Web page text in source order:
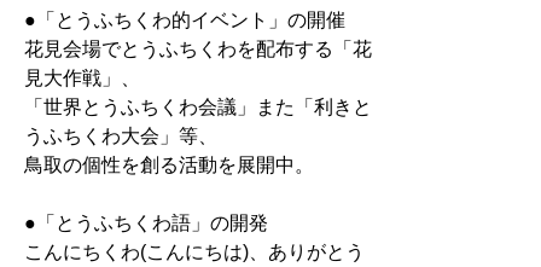
●「とうふちくわ的イベント」の開催
花見会場でとうふちくわを配布する「花
見大作戦」、
「世界とうふちくわ会議」また「利きと
うふちくわ大会」等、
鳥取の個性を創る活動を展開中。
●「とうふちくわ語」の開発
こんにちくわ(こんにちは)、ありがとう